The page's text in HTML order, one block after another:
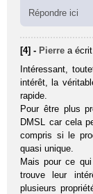
Répondre ici
[4] - Pierre a écrit
Intéressant,
intérêt, la
rapide.
Pour être plus
DMSL car cela
compris si le
quasi unique.
Mais pour ce
trouve leur
plusieurs